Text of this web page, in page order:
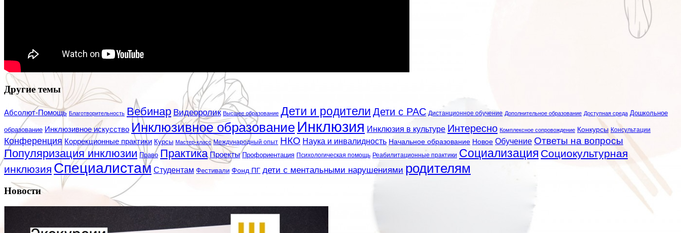
Другие темы
Абсолют-Помощь Благотворительность Вебинар Видеоролик Высшее образование Дети и родители Дети с РАС Дистанционное обучение Дополнительное образование Доступная среда Дошкольное
образование Инклюзивное искусство Инклюзивное образование Инклюзия Инклюзия в культуре Интересно Комплексное сопровождение Конкурсы Консультации
Конференция Коррекционные практики Курсы Мастер-класс Международный опыт НКО Наука и инвалидность Начальное образование Новое Обучение Ответы на вопросы
Популяризация инклюзии Право Практика Проекты Профориентация Психологическая помощь Реабилитационные практики Социализация Социокультурная
инклюзия Специалистам Студентам Фестивали Фонд ПГ дети с ментальными нарушениями родителям
Новости